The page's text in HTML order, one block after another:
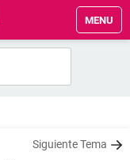
MENU
Siguiente Tema